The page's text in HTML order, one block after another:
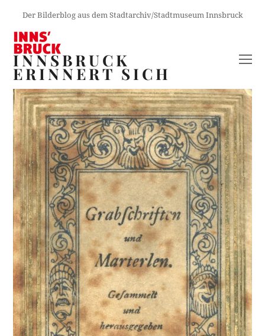
Der Bilderblog aus dem Stadtarchiv/Stadtmuseum Innsbruck
INNSBRUCK
ERINNERT SICH